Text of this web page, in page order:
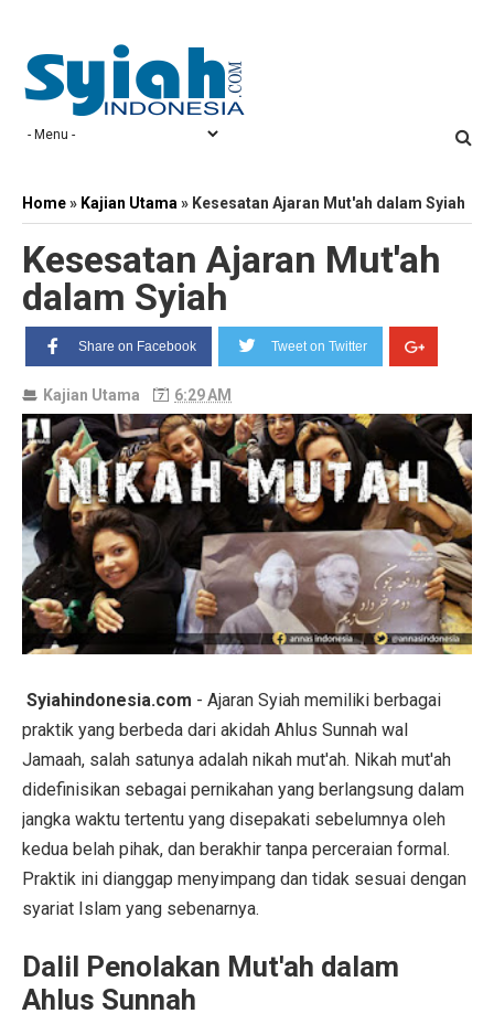
Home» Kajian Utama » Kesesatan Ajaran Mut'ah dalam Syiah
Kesesatan Ajaran Mut'ah
dalam Syiah
Share on Facebook Tweet on Twitter
Kajian Utama 6:29 AM
Syiahindonesia.com - Ajaran Syiah memiliki berbagai
praktik yang berbeda dari akidah Ahlus Sunnah wal
Jamaah, salah satunya adalah nikah mut'ah. Nikah mut'ah
didefinisikan sebagai pernikahan yang berlangsung dalam
jangka waktu tertentu yang disepakati sebelumnya oleh
kedua belah pihak, dan berakhir tanpa perceraian formal.
Praktik ini dianggap menyimpang dan tidak sesuai dengan
syariat Islam yang sebenarnya.
Dalil Penolakan Mut'ah dalam
Ahlus Sunnah